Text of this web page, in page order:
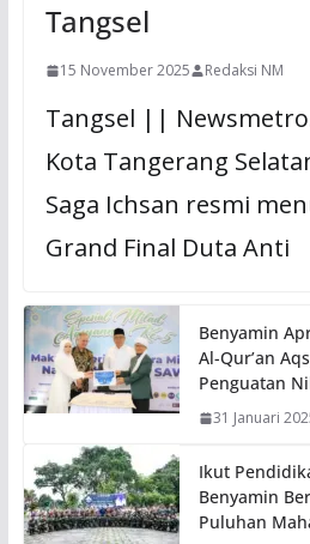
Tangsel
15 November 2025 Redaksi NM
Tangsel ||
Kota Tangerang
Saga Ichsan resmi
Grand Final Duta Anti
Benyamin
Al-Qur’an
Penguatan
31 Januari
Ikut
Benyamin
Puluhan